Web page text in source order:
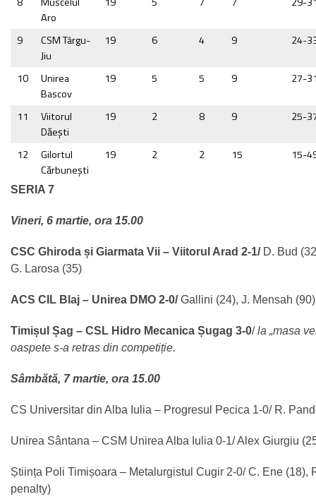
Aro
9
CSM Târgu-
Jiu
19 6 4 9 24-
10
Unirea
Bascov
19 5 5 9 27-
11
Viitorul
Dăeşti
19 2 8 9 25-
12
Gilortul
Cărbuneşti
19 2 2 15 15-
SERIA 7
Vineri, 6 martie, ora 15.00
CSC Ghiroda și Giarmata Vii – Viitorul Arad 2-1/ D. Bud
G. Larosa (35)
ACS CIL Blaj – Unirea DMO 2-0/Gallini (24), J. Mensah (90)
Timișul Șag – CSL Hidro Mecanica Șugag 3-0/la „masa
oaspete s-a retras din competiție.
Sâmbătă, 7 martie, ora 15.00
CS Universitar din Alba Iulia – Progresul Pecica 1-0/ R.
Unirea Sântana – CSM Unirea Alba Iulia 0-1/ Alex Giurgiu
Știința Poli Timișoara – Metalurgistul Cugir 2-0/ C. Ene (18),
penalty)